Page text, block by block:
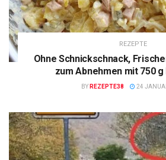
REZEPTE
Ohne Schnickschnack,
zum Abnehmen mit 750
BY REZEPTE38 24